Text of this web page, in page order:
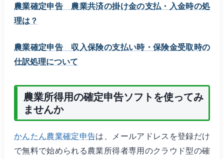
農業確定申告 農業共済の掛け金の支払・入金時の処
理は？
農業確定申告 収入保険の支払い時・保険金受取時の
仕訳処理について
農業所得用の確定申告ソフトを使ってみ
ませんか
かんたん農業確定申告は、メールアドレスを登録だけ
で無料で始められる農業所得者専用のクラウド型の確